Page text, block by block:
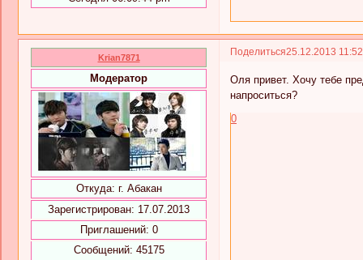
Поделиться25.12.2013
Krian7871
Модератор
Откуда: г. Абакан
Зарегистрирован: 17.07.2013
Приглашений: 0
Сообщений: 45175
Оля привет. Хочу тебе
напроситься?
0